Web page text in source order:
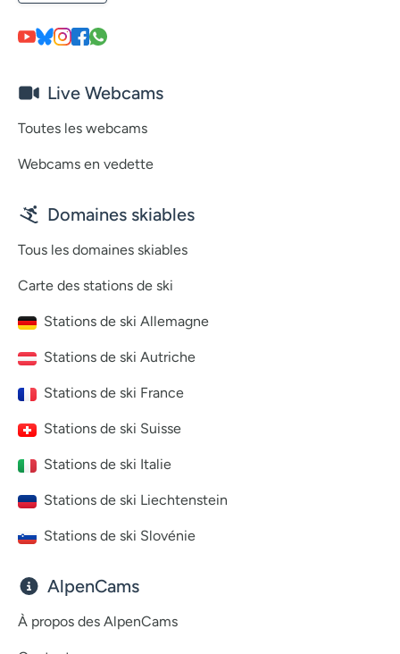
Live Webcams
Toutes les webcams
Webcams en vedette
Domaines skiables
Tous les domaines skiables
Carte des stations de ski
Stations de ski Allemagne
Stations de ski Autriche
Stations de ski France
Stations de ski Suisse
Stations de ski Italie
Stations de ski Liechtenstein
Stations de ski Slovénie
AlpenCams
À propos des AlpenCams